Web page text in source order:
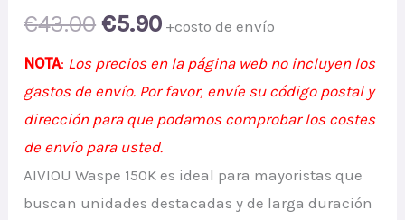
€43.00 Original
price
€43.00.
€5.90Current
price
is:
€5.90.
+costo de envío
NOTA: Los precios en la página web no incluyen los
gastos de envío. Por favor, envíe su código postal y
dirección para que podamos comprobar los costes
de envío para usted.
AIVIOU Waspe 150K es ideal para mayoristas que
buscan unidades destacadas y de larga duración